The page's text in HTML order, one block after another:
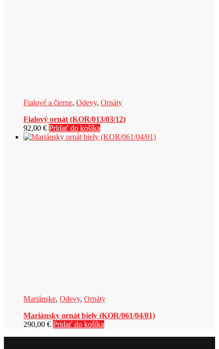
Fialové a čierne, Odevy, Ornáty
Fialový ornát (KOR/013/03/12)
92,00 € Pridať do košíka
Mariánske, Odevy, Ornáty
Mariánsky ornát biely (KOR/061/04/01)
290,00 € Pridať do košíka